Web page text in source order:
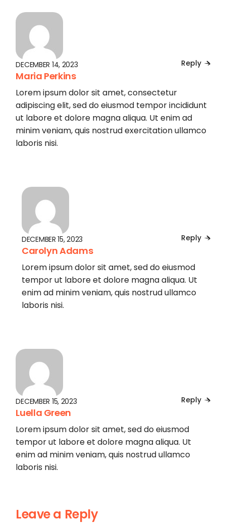
DECEMBER 14, 2023
Maria Perkins
Reply
Lorem ipsum dolor sit amet, consectetur
adipiscing elit, sed do eiusmod tempor incididunt
ut labore et dolore magna aliqua. Ut enim ad
minim veniam, quis nostrud exercitation ullamco
laboris nisi.
DECEMBER 15, 2023
Carolyn Adams
Reply
Lorem ipsum dolor sit amet, sed do eiusmod
tempor ut labore et dolore magna aliqua. Ut
enim ad minim veniam, quis nostrud ullamco
laboris nisi.
DECEMBER 15, 2023
Luella Green
Reply
Lorem ipsum dolor sit amet, sed do eiusmod
tempor ut labore et dolore magna aliqua. Ut
enim ad minim veniam, quis nostrud ullamco
laboris nisi.
Leave a Reply